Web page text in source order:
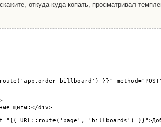
откуда-куда копать, просматривал
billboard') }}"
щиты:</div>
URL::route('page', 'billboards')